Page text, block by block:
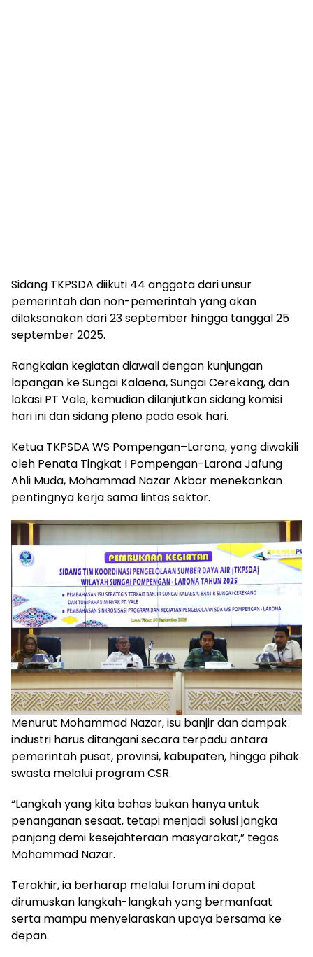
Sidang TKPSDA diikuti 44 anggota dari unsur
pemerintah dan non-pemerintah yang akan
dilaksanakan dari 23 september hingga tanggal 25
september 2025.
Rangkaian kegiatan diawali dengan kunjungan
lapangan ke Sungai Kalaena, Sungai Cerekang, dan
lokasi PT Vale, kemudian dilanjutkan sidang komisi
hari ini dan sidang pleno pada esok hari.
Ketua TKPSDA WS Pompengan–Larona, yang diwakili
oleh Penata Tingkat I Pompengan-Larona Jafung
Ahli Muda, Mohammad Nazar Akbar menekankan
pentingnya kerja sama lintas sektor.
Menurut Mohammad Nazar, isu banjir dan dampak
industri harus ditangani secara terpadu antara
pemerintah pusat, provinsi, kabupaten, hingga pihak
swasta melalui program CSR.
“Langkah yang kita bahas bukan hanya untuk
penanganan sesaat, tetapi menjadi solusi jangka
panjang demi kesejahteraan masyarakat,” tegas
Mohammad Nazar.
Terakhir, ia berharap melalui forum ini dapat
dirumuskan langkah-langkah yang bermanfaat
serta mampu menyelaraskan upaya bersama ke
depan.